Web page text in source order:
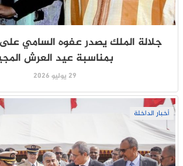
بمناسبة عيد العرش
29 يوليو 2026
أخبار الداخلة